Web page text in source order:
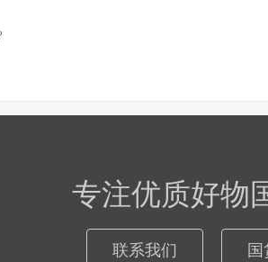
专注优质好物
联系我们